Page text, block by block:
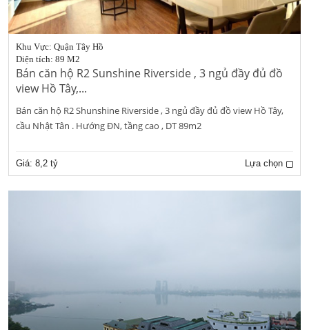
Khu Vực: Quận Tây Hồ
Diện tích: 89 M2
Bán căn hộ R2 Sunshine Riverside , 3 ngủ đầy đủ đồ
view Hồ Tây,...
Bán căn hộ R2 Shunshine Riverside , 3 ngủ đầy đủ đồ view Hồ Tây,
cầu Nhật Tân . Hướng ĐN, tầng cao , DT 89m2
Giá: 8,2 tỷ Lựa chọn